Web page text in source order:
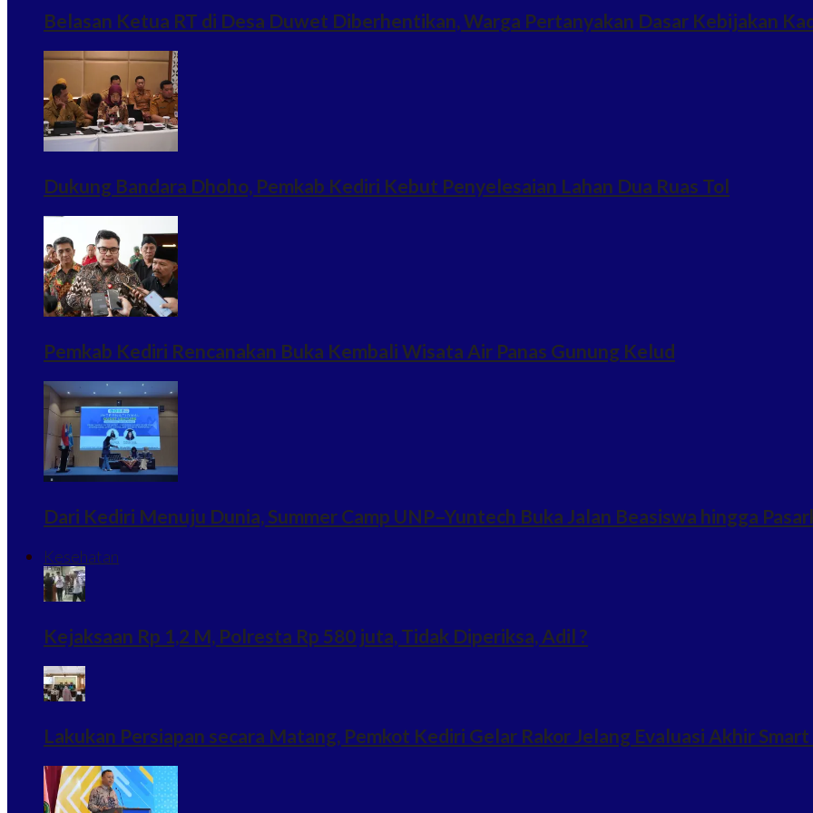
Belasan Ketua RT di Desa Duwet Diberhentikan, Warga Pertanyakan Dasar Kebijakan
Dukung Bandara Dhoho, Pemkab Kediri Kebut Penyelesaian Lahan Dua Ruas Tol
Pemkab Kediri Rencanakan Buka Kembali Wisata Air Panas Gunung Kelud
Dari Kediri Menuju Dunia, Summer Camp UNP–Yuntech Buka Jalan Beasiswa hingga
Kesehatan
Kejaksaan Rp 1,2 M, Polresta Rp 580 juta, Tidak Diperiksa, Adil ?
Lakukan Persiapan secara Matang, Pemkot Kediri Gelar Rakor Jelang Evaluasi Akhir